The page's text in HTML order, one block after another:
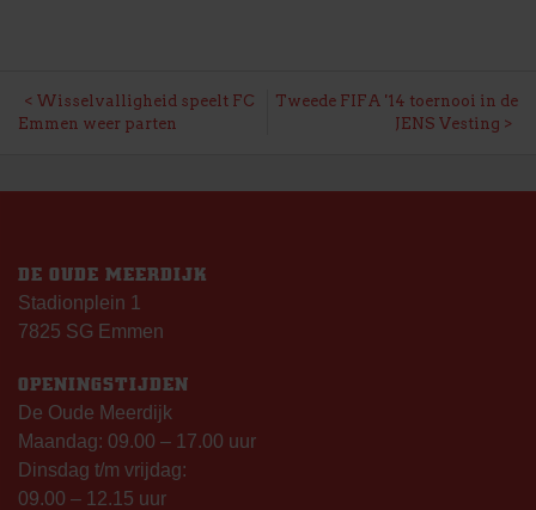
BERICHT
Wisselvalligheid speelt FC
Emmen weer parten
Tweede FIFA '14 toernooi in de
JENS Vesting
DE OUDE MEERDIJK
Stadionplein 1
7825 SG Emmen
OPENINGSTIJDEN
De Oude Meerdijk
Maandag: 09.00 – 17.00 uur
Dinsdag t/m vrijdag:
09.00 – 12.15 uur